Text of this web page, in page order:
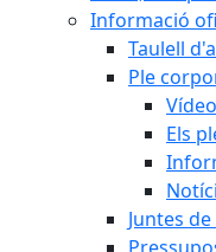
Informació
Taulell
Ple
Els
Juntes